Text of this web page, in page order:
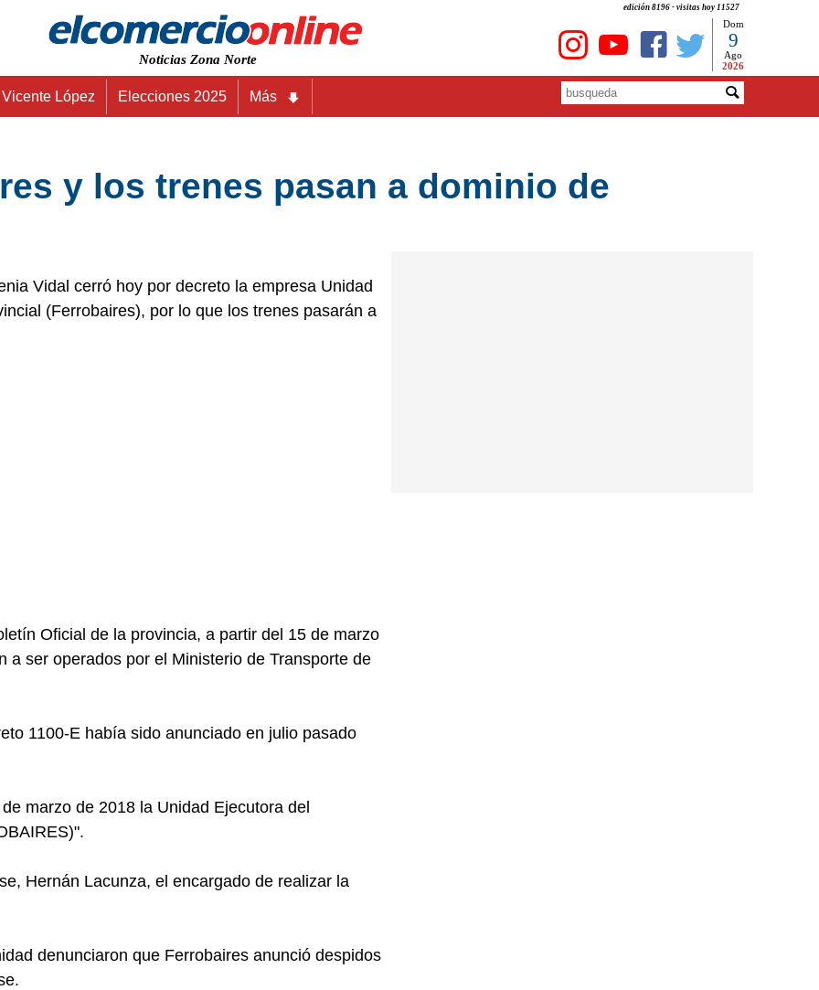
edición 8196 - visitas hoy 11527
Noticias Zona Norte
Dom
9
Ago
2026
Vicente López Elecciones 2025 Más
y los trenes pasan a dominio de
Vidal cerró hoy por decreto la empresa Unidad
(Ferrobaires), por lo que los trenes pasarán a
Oficial de la provincia, a partir del 15 de marzo
a ser operados por el Ministerio de Transporte de
1100-E había sido anunciado en julio pasado
marzo de 2018 la Unidad Ejecutora del
Hernán Lacunza, el encargado de realizar la
denunciaron que Ferrobaires anunció despidos